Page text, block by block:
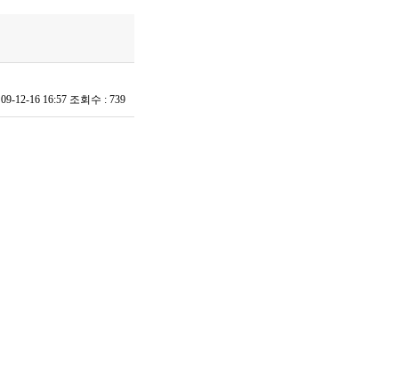
09-12-16 16:57 조회수 : 739